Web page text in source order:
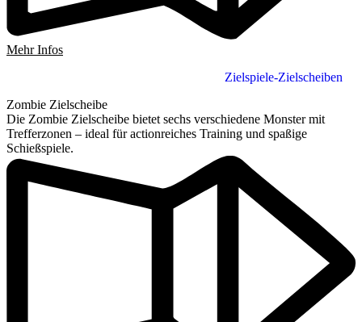
Mehr Infos
Zielspiele-Zielscheiben
Zombie Zielscheibe
Die Zombie Zielscheibe bietet sechs verschiedene Monster mit
Trefferzonen – ideal für actionreiches Training und spaßige
Schießspiele.